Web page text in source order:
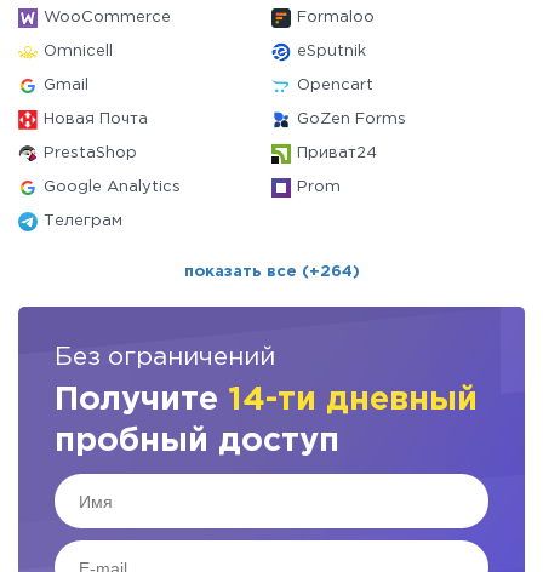
WooCommerce Formaloo
Omnicell eSputnik
Gmail Opencart
Новая Почта GoZen Forms
PrestaShop Приват24
Google Analytics Prom
Телеграм
показать все (+264)
Без ограничений
Получите 14-ти дневный
пробный доступ